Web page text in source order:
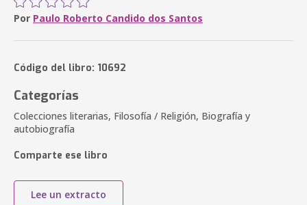
Por Paulo Roberto Candido dos Santos
Código del libro: 10692
Categorías
Colecciones literarias, Filosofía / Religión, Biografía y
autobiografía
Comparte ese libro
Lee un extracto